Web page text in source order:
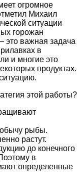
огромное
Михаил
ситуации
горожан
это важная задача
в
и многие это
продуктах.
этой работы?
рыбы.
растут.
до конечного
в
определенные